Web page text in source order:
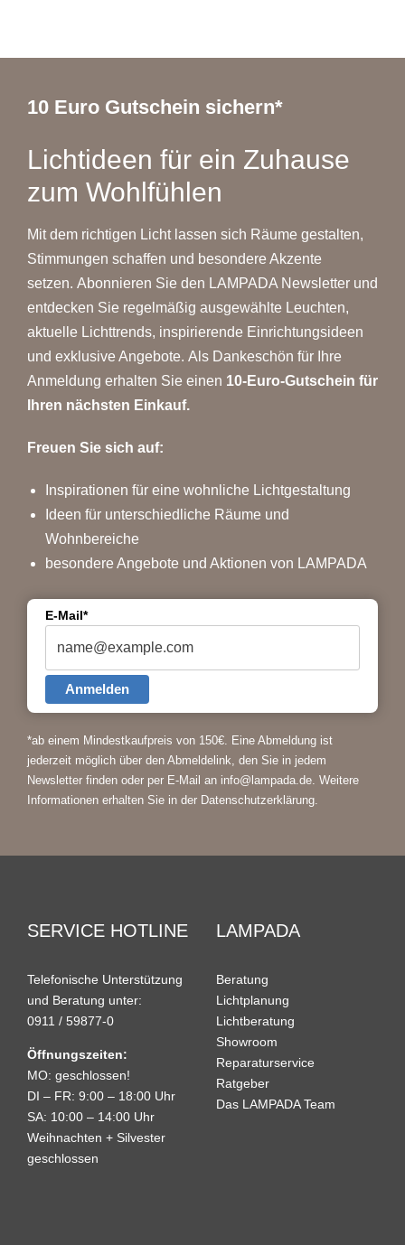
10 Euro Gutschein sichern*
Lichtideen für ein Zuhause
zum Wohlfühlen
Mit dem richtigen Licht lassen sich Räume gestalten,
Stimmungen schaffen und besondere Akzente
setzen. Abonnieren Sie den LAMPADA Newsletter und
entdecken Sie regelmäßig ausgewählte Leuchten,
aktuelle Lichttrends, inspirierende Einrichtungsideen
und exklusive Angebote. Als Dankeschön für Ihre
Anmeldung erhalten Sie einen 10-Euro-Gutschein für
Ihren nächsten Einkauf.
Freuen Sie sich auf:
Inspirationen für eine wohnliche Lichtgestaltung
Ideen für unterschiedliche Räume und
Wohnbereiche
besondere Angebote und Aktionen von LAMPADA
E-Mail*
Anmelden
*ab einem Mindestkaufpreis von 150€.
Eine Abmeldung ist
jederzeit möglich über den Abmeldelink, den Sie in jedem
Newsletter finden oder per E-Mail an info@lampada.de. Weitere
Informationen erhalten Sie in der Datenschutzerklärung
SERVICE HOTLINE
Telefonische Unterstützung
und Beratung unter:
0911 / 59877-0
Öffnungszeiten:
MO: geschlossen!
DI – FR: 9:00 – 18:00 Uhr
SA: 10:00 – 14:00 Uhr
Weihnachten + Silvester
geschlossen
LAMPADA
Beratung
Lichtplanung
Lichtberatung
Showroom
Reparaturservice
Ratgeber
Das LAMPADA Team